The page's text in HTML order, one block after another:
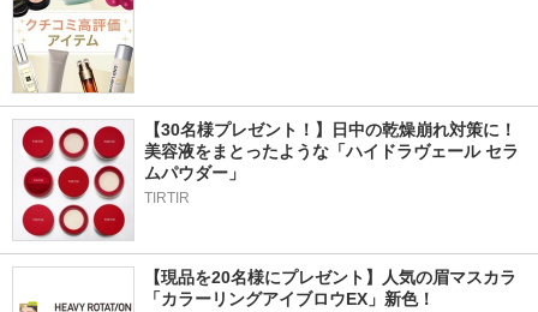
【30名様プレゼント！】日中の乾燥崩れ対策に！
美容液をまとったような「ハイドラヴェール セラ
ムパウダー」
TIRTIR
【現品を20名様にプレゼント】人気の眉マスカラ
「カラーリングアイブロウEX」新色！